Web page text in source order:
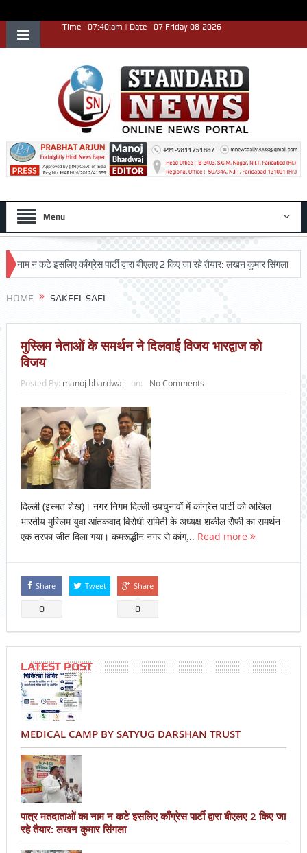
Time - 07:40:am | Date - 07 Friday 08-2026
Menu
न कटे इसलिए काँग्रेस पार्टी द्वारा बीएलए 2 किए जा रहे तैयार: लखन कुमार सिंगला
HOME SAKEEL SAFI
मुस्लिम नेताओं के समर्थन ने दिलवाई विजय भारद्वाज को
विजय
Posted By: manoj bhardwaj on: No Comments
दिल्ली (इस्मत शेख)। नगर निगम दिल्ली उपचुनावों में कांग्रेस पार्टी को अखिल
भारतीय मुस्लिम युवा आंतकवाद विरोधी समिती के अध्यक्ष शकील सैफी का समर्थन
एक तरफा जीत दिला गया। कमरूद्धीन नगर से कांग्... Read more
Share
0
Tweet Share
0
LATEST POST
MEDICAL CAMP BY SATYUG DARSHAN TRUST
पात्र मतदाताओं का नाम न कटे इसलिए काँग्रेस पार्टी द्वारा बीएलए 2 किए जा
रहे तैयार: लखन कुमार सिंगला